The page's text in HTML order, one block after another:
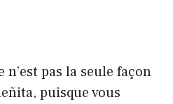
n’est pas la seule façon
puisque vous